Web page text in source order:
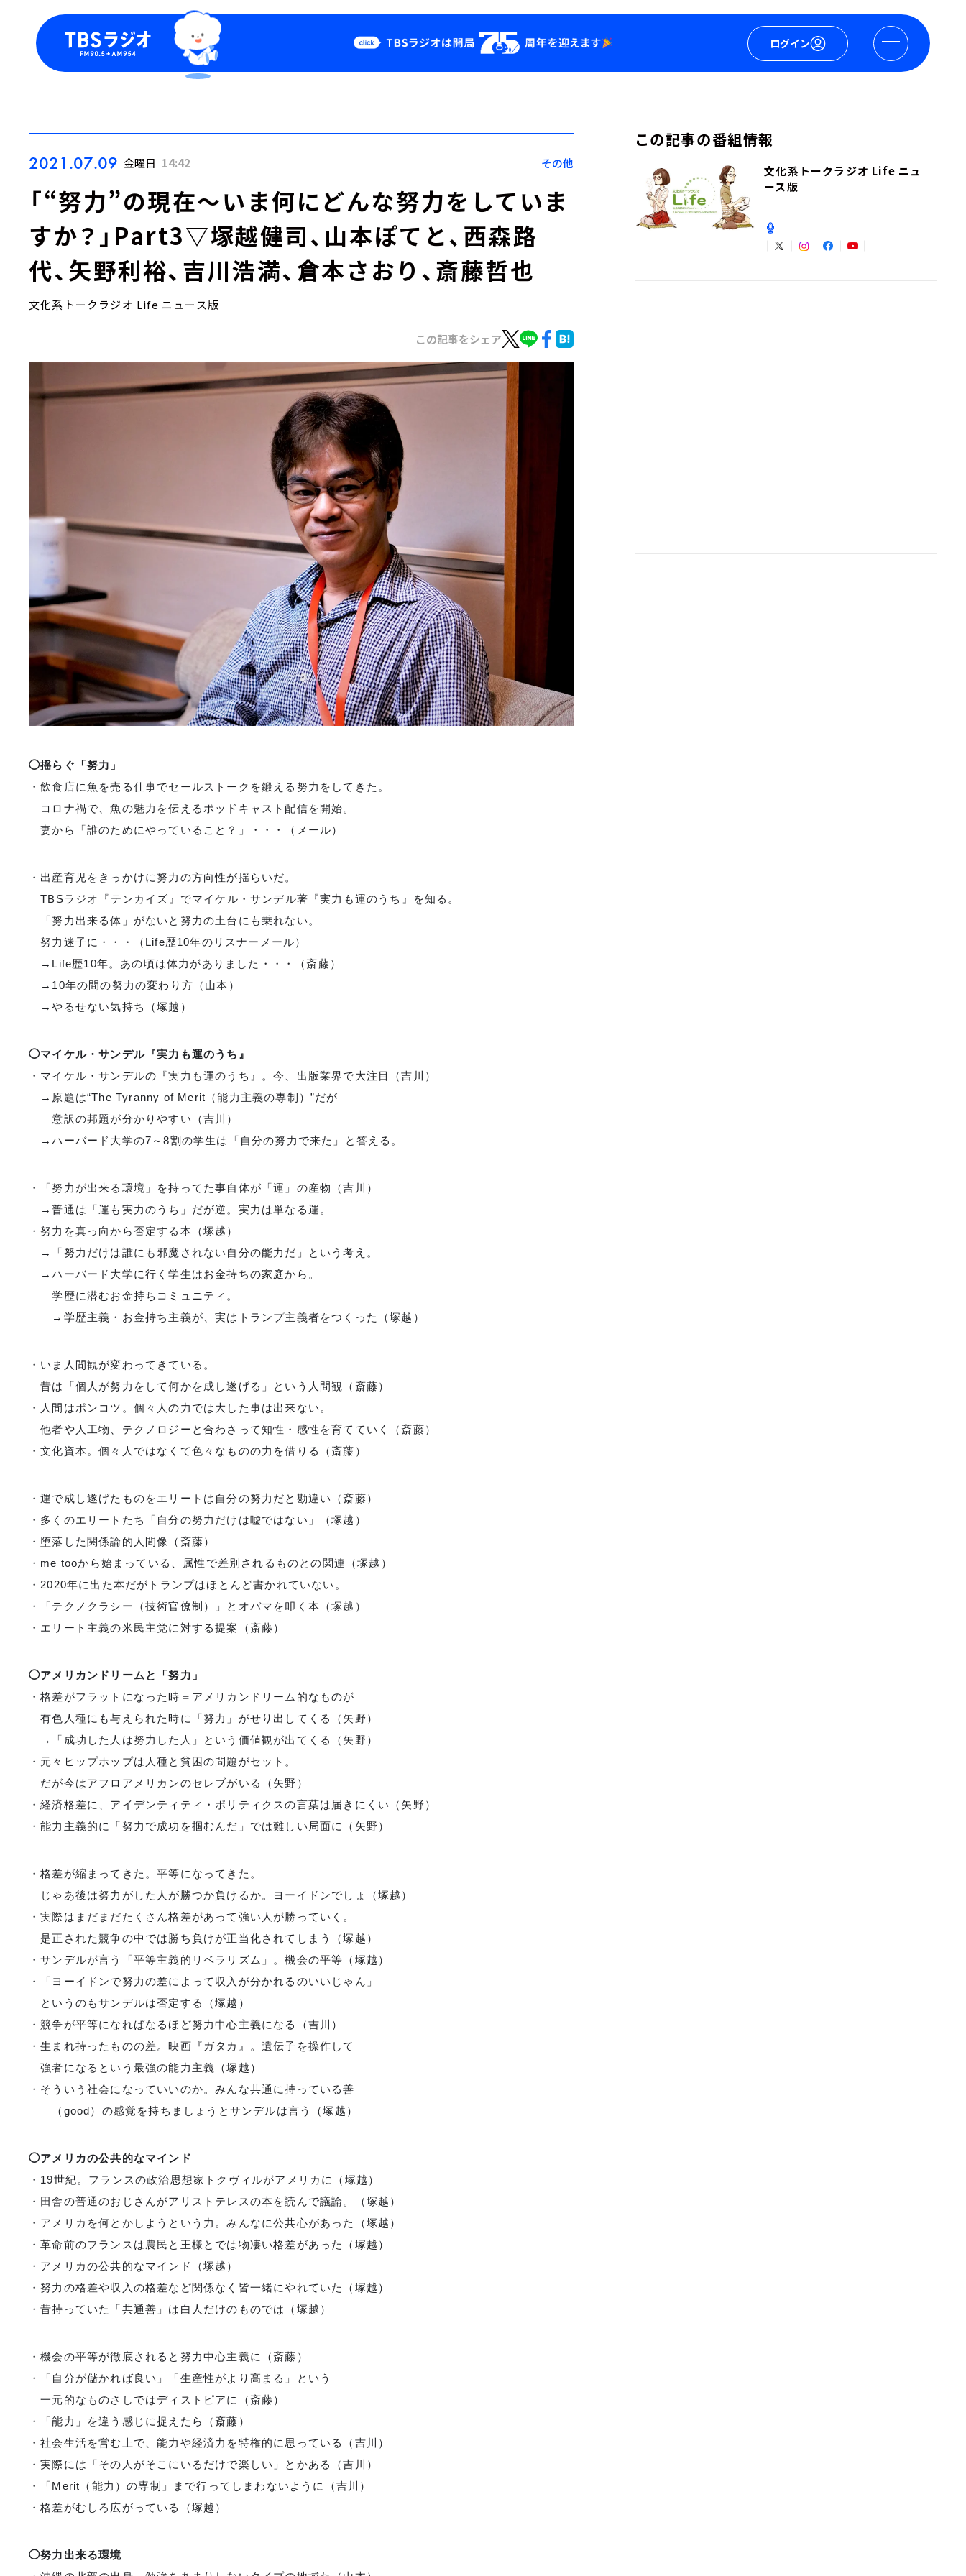
ログイン
Podcast
YouTube
2021.07.09 金曜日 14:42 その他
「“努力”の現在～いま何にどんな努力をしていま
すか？」Part3▽塚越健司、山本ぽてと、西森路
代、矢野利裕、吉川浩満、倉本さおり、斎藤哲也
文化系トークラジオ Life ニュース版
この記事をシェア
◯揺らぐ「努力」
・飲食店に魚を売る仕事でセールストークを鍛える努力をしてきた。
コロナ禍で、魚の魅力を伝えるポッドキャスト配信を開始。
妻から「誰のためにやっていること？」・・・（メール）
・出産育児をきっかけに努力の方向性が揺らいだ。
TBSラジオ『テンカイズ』でマイケル・サンデル著『実力も運のうち』を知る。
「努力出来る体」がないと努力の土台にも乗れない。
努力迷子に・・・（Life歴10年のリスナーメール）
→Life歴10年。あの頃は体力がありました・・・（斎藤）
→10年の間の努力の変わり方（山本）
→やるせない気持ち（塚越）
◯マイケル・サンデル『実力も運のうち』
・マイケル・サンデルの『実力も運のうち』。今、出版業界で大注目（吉川）
→原題は“The Tyranny of Merit（能力主義の専制）”だが
意訳の邦題が分かりやすい（吉川）
→ハーバード大学の7～8割の学生は「自分の努力で来た」と答える。
・「努力が出来る環境」を持ってた事自体が「運」の産物（吉川）
→普通は「運も実力のうち」だが逆。実力は単なる運。
・努力を真っ向から否定する本（塚越）
→「努力だけは誰にも邪魔されない自分の能力だ」という考え。
→ハーバード大学に行く学生はお金持ちの家庭から。
学歴に潜むお金持ちコミュニティ。
→学歴主義・お金持ち主義が、実はトランプ主義者をつくった（塚越）
・いま人間観が変わってきている。
昔は「個人が努力をして何かを成し遂げる」という人間観（斎藤）
・人間はポンコツ。個々人の力では大した事は出来ない。
他者や人工物、テクノロジーと合わさって知性・感性を育てていく（斎藤）
・文化資本。個々人ではなくて色々なものの力を借りる（斎藤）
・運で成し遂げたものをエリートは自分の努力だと勘違い（斎藤）
・多くのエリートたち「自分の努力だけは嘘ではない」（塚越）
・堕落した関係論的人間像（斎藤）
・me tooから始まっている、属性で差別されるものとの関連（塚越）
・2020年に出た本だがトランプはほとんど書かれていない。
・「テクノクラシー（技術官僚制）」とオバマを叩く本（塚越）
・エリート主義の米民主党に対する提案（斎藤）
◯アメリカンドリームと「努力」
・格差がフラットになった時＝アメリカンドリーム的なものが
有色人種にも与えられた時に「努力」がせり出してくる（矢野）
→「成功した人は努力した人」という価値観が出てくる（矢野）
・元々ヒップホップは人種と貧困の問題がセット。
だが今はアフロアメリカンのセレブがいる（矢野）
・経済格差に、アイデンティティ・ポリティクスの言葉は届きにくい（矢野）
・能力主義的に「努力で成功を掴むんだ」では難しい局面に（矢野）
・格差が縮まってきた。平等になってきた。
じゃあ後は努力がした人が勝つか負けるか。ヨーイドンでしょ（塚越）
・実際はまだまだたくさん格差があって強い人が勝っていく。
是正された競争の中では勝ち負けが正当化されてしまう（塚越）
・サンデルが言う「平等主義的リベラリズム」。機会の平等（塚越）
・「ヨーイドンで努力の差によって収入が分かれるのいいじゃん」
というのもサンデルは否定する（塚越）
・競争が平等になればなるほど努力中心主義になる（吉川）
・生まれ持ったものの差。映画『ガタカ』。遺伝子を操作して
強者になるという最強の能力主義（塚越）
・そういう社会になっていいのか。みんな共通に持っている善
（good）の感覚を持ちましょうとサンデルは言う（塚越）
◯アメリカの公共的なマインド
・19世紀。フランスの政治思想家トクヴィルがアメリカに（塚越）
・田舎の普通のおじさんがアリストテレスの本を読んで議論。（塚越）
・アメリカを何とかしようという力。みんなに公共心があった（塚越）
・革命前のフランスは農民と王様とでは物凄い格差があった（塚越）
・アメリカの公共的なマインド（塚越）
・努力の格差や収入の格差など関係なく皆一緒にやれていた（塚越）
・昔持っていた「共通善」は白人だけのものでは（塚越）
・機会の平等が徹底されると努力中心主義に（斎藤）
・「自分が儲かれば良い」「生産性がより高まる」という
一元的なものさしではディストピアに（斎藤）
・「能力」を違う感じに捉えたら（斎藤）
・社会生活を営む上で、能力や経済力を特権的に思っている（吉川）
・実際には「その人がそこにいるだけで楽しい」とかある（吉川）
・「Merit（能力）の専制」まで行ってしまわないように（吉川）
・格差がむしろ広がっている（塚越）
◯努力出来る環境
この記事の番組情報
文化系トークラジオ Life ニュ
ース版